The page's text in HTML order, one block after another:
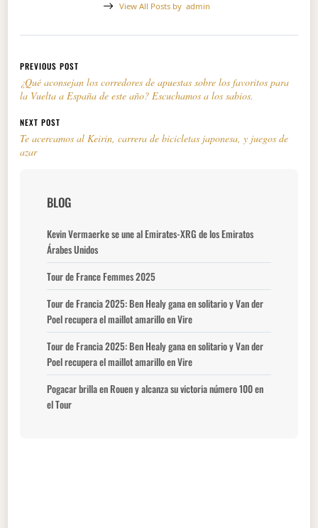
View All Posts by admin
Navegación de entradas
PREVIOUS POST
¿Qué aconsejan los corredores de apuestas sobre los favoritos para
la Vuelta a España de este año? Escuchamos a los sabios.
NEXT POST
Te acercamos al Keirin, carrera de bicicletas japonesa, y juegos de
azar
BLOG
Kevin Vermaerke se une al Emirates-XRG de los Emiratos
Árabes Unidos
Tour de France Femmes 2025
Tour de Francia 2025: Ben Healy gana en solitario y Van der
Poel recupera el maillot amarillo en Vire
Tour de Francia 2025: Ben Healy gana en solitario y Van der
Poel recupera el maillot amarillo en Vire
Pogacar brilla en Rouen y alcanza su victoria número 100 en
el Tour